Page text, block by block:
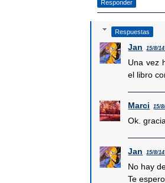
Responder
Respuestas
Jan 15/8/
Una vez
el libro
Marci 15/
Ok.
Jan 15/8/
No hay
Te